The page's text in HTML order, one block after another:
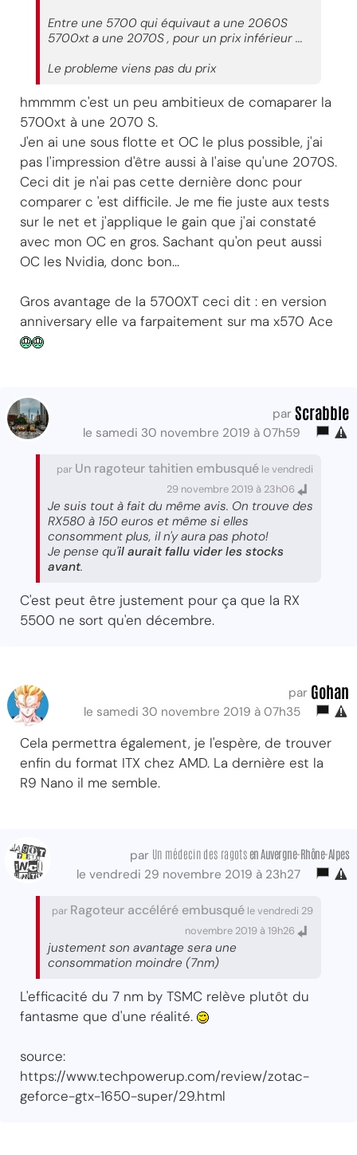
Entre une 5700 qui équivaut a une 2060S
5700xt a une 2070S , pour un prix inférieur ...
Le probleme viens pas du prix
hmmmm c'est un peu ambitieux de comaparer la
5700xt à une 2070 S.
J'en ai une sous flotte et OC le plus possible, j'ai
pas l'impression d'être aussi à l'aise qu'une 2070S.
Ceci dit je n'ai pas cette dernière donc pour
comparer c 'est difficile. Je me fie juste aux tests
sur le net et j'applique le gain que j'ai constaté
avec mon OC en gros. Sachant qu'on peut aussi
OC les Nvidia, donc bon...
Gros avantage de la 5700XT ceci dit : en version
anniversary elle va farpaitement sur ma x570 Ace
par Scrabble
le samedi 30 novembre 2019 à 07h59
par Un ragoteur tahitien embusqué le vendredi
29 novembre 2019 à 23h06
Je suis tout à fait du même avis. On trouve des
RX580 à 150 euros et même si elles
consomment plus, il n'y aura pas photo!
Je pense qu'il aurait fallu vider les stocks
avant.
C'est peut être justement pour ça que la RX
5500 ne sort qu'en décembre.
par Gohan
le samedi 30 novembre 2019 à 07h35
Cela permettra également, je l'espère, de trouver
enfin du format ITX chez AMD. La dernière est la
R9 Nano il me semble.
par Un médecin des ragots en Auvergne-Rhône-Alpes
le vendredi 29 novembre 2019 à 23h27
par Ragoteur accéléré embusqué le vendredi 29
novembre 2019 à 19h26
justement son avantage sera une
consommation moindre (7nm)
L'efficacité du 7 nm by TSMC relève plutôt du
fantasme que d'une réalité.
source:
https://www.techpowerup.com/review/zotac-
geforce-gtx-1650-super/29.html